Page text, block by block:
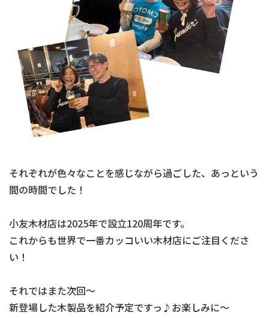
それぞれが色々なことを感じながら過ごした、あっという
間の時間でした！
小友木材店は2025年で設立120周年です。
これからも世界で一番カッコいい木材店にご注目くださ
い！
それではまた次回～
新登場した木製品を紹介予定ですっ♪お楽しみに～